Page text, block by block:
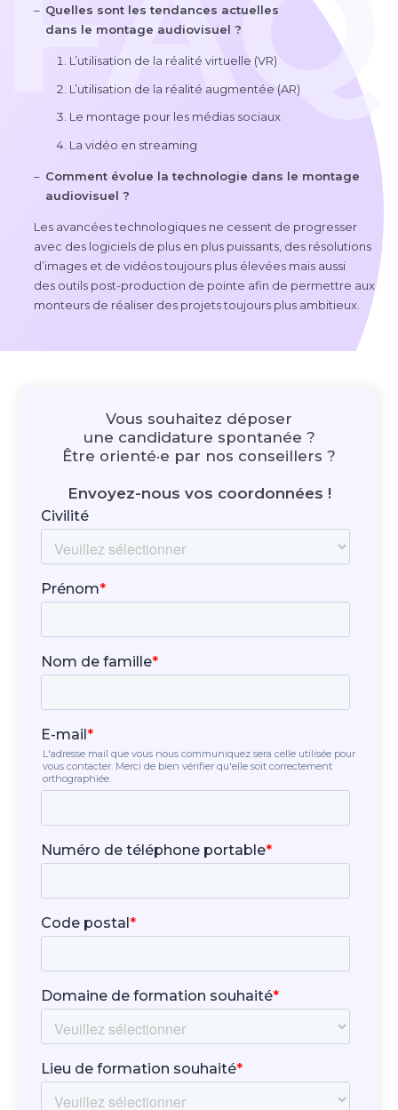
Quelles sont les tendances actuelles
dans le montage audiovisuel ?
L’utilisation de la réalité virtuelle (VR)
L’utilisation de la réalité augmentée (AR)
Le montage pour les médias sociaux
La vidéo en streaming
Comment évolue la technologie dans le montage
audiovisuel ?
Les avancées technologiques ne cessent de progresser
avec des logiciels de plus en plus puissants, des résolutions
d’images et de vidéos toujours plus élevées mais aussi
des outils post-production de pointe afin de permettre aux
monteurs de réaliser des projets toujours plus ambitieux.
Vous souhaitez déposer
une candidature spontanée ?
Être orienté·e par nos conseillers ?
Envoyez-nous vos coordonnées !